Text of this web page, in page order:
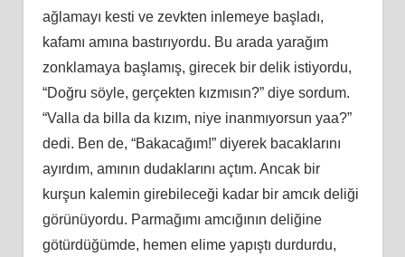
ağlamayı kesti ve zevkten inlemeye başladı,
kafamı amına bastırıyordu. Bu arada yarağım
zonklamaya başlamış, girecek bir delik istiyordu,
“Doğru söyle, gerçekten kızmısın?” diye sordum.
“Valla da billa da kızım, niye inanmıyorsun yaa?”
dedi. Ben de, “Bakacağım!” diyerek bacaklarını
ayırdım, amının dudaklarını açtım. Ancak bir
kurşun kalemin girebileceği kadar bir amcık deliği
görünüyordu. Parmağımı amcığının deliğine
götürdüğümde, hemen elime yapıştı durdurdu,